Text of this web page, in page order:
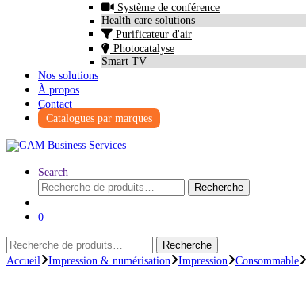
Système de conférence
Health care solutions
Purificateur d'air
Photocatalyse
Smart TV
Nos solutions
À propos
Contact
Catalogues par marques
Search
Recherche
0
Recherche
Accueil
Impression & numérisation Impression Consommable